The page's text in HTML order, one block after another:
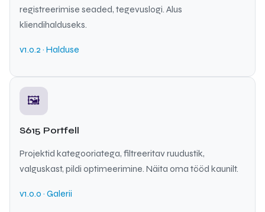
registreerimise seaded, tegevuslogi. Alus
kliendihalduseks.
v1.0.2 · Halduse
🖼
S615 Portfell
Projektid kategooriatega, filtreeritav ruudustik,
valguskast, pildi optimeerimine. Näita oma tööd kaunilt.
v1.0.0 · Galerii